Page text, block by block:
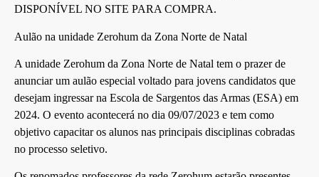
DISPONÍVEL NO SITE PARA COMPRA.
Aulão na unidade Zerohum da Zona Norte de Natal
A unidade Zerohum da Zona Norte de Natal tem o prazer de
anunciar um aulão especial voltado para jovens candidatos que
desejam ingressar na Escola de Sargentos das Armas (ESA) em
2024. O evento acontecerá no dia 09/07/2023 e tem como
objetivo capacitar os alunos nas principais disciplinas cobradas
no processo seletivo.